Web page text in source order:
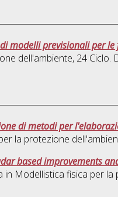
modelli previsionali per
dell'ambiente, 24 Ciclo.
di metodi per
la protezione
based improvements
in Modellistica fisica per